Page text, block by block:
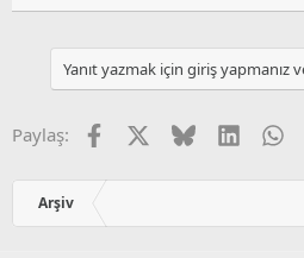
Yanıt yazmak için giriş yapmanız
Paylaş: Facebook Bluesky
Arşiv